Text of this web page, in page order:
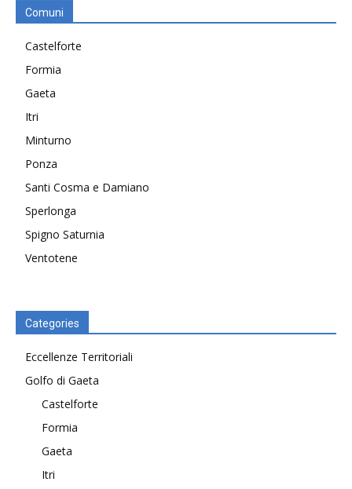
Comuni
Castelforte
Formia
Gaeta
Itri
Minturno
Ponza
Santi Cosma e Damiano
Sperlonga
Spigno Saturnia
Ventotene
Categories
Eccellenze Territoriali
Golfo di Gaeta
Castelforte
Formia
Gaeta
Itri